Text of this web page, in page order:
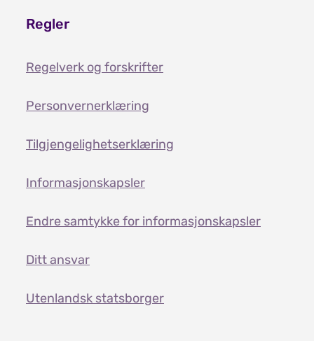
Regler
Regelverk og forskrifter
Personvernerklæring
Tilgjengelighetserklæring
Informasjonskapsler
Endre samtykke for informasjonskapsler
Ditt ansvar
Utenlandsk statsborger